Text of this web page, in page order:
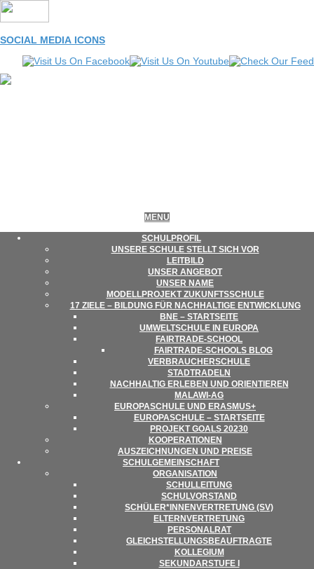
Skip
to
SOCIAL MEDIA ICONS
LEONORE-
GOLDSCHMIDT-
SCHULE
Menu
MENU
SCHUL­PRO­FIL
UNSERE SCHULE STELLT SICH VOR
LEIT­BILD
UNSER ANGE­BOT
UNSER NAME
MODELL­PRO­JEKT ZUKUNFTSSCHULE
17 ZIELE – BIL­DUNG FÜR NACH­HAL­TIGE ENTWICKLUNG
BNE – STARTSEITE
UMWELT­SCHULE IN EUROPA
FAIR­­TRADE-SCHOOL
FAIR­TRADE-SCHOOLS BLOG
VER­BRAU­CHER­SCHULE
STADT­RA­DELN
NACH­HAL­TIG ERLE­BEN UND ORIENTIEREN
MALAWI-AG
EURO­PA­SCHULE UND ERASMUS+
EURO­PA­SCHULE – STARTSEITE
PRO­JEKT GOALS 20230
KOOPE­RA­TIO­NEN
AUS­ZEICH­NUN­GEN UND PREISE
SCHUL­GE­MEIN­SCHAFT
ORGA­NI­SA­TION
SCHUL­LEI­TUNG
SCHUL­VOR­STAND
SCHÜLER*INNENVERTRETUNG (SV)
ELTERN­VER­TRE­TUNG
PER­SO­NAL­RAT
GLEICH­STEL­LUNGS­BE­AUF­TRAGTE
KOL­LE­GIUM
SEKUN­DAR­STUFE I